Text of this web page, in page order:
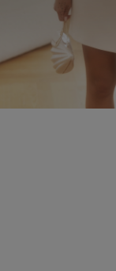
ALLE ANZEIGEN